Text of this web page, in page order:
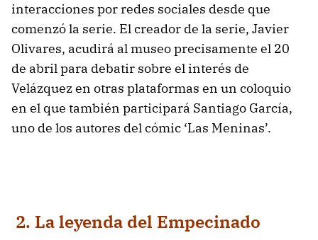
interacciones por redes sociales desde que
comenzó la serie. El creador de la serie, Javier
Olivares, acudirá al museo precisamente el 20
de abril para debatir sobre el interés de
Velázquez en otras plataformas en un coloquio
en el que también participará Santiago García,
uno de los autores del cómic ‘Las Meninas’.
2. La leyenda del Empecinado